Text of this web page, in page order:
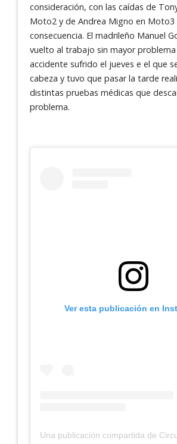
consideración, con las caídas de
Moto2 y de Andrea Migno en Moto3
consecuencia. El madrileño Manuel
vuelto al trabajo sin mayor
accidente sufrido el jueves e el que
cabeza y tuvo que pasar la tarde
distintas pruebas médicas que
problema.
Ver esta publicación en